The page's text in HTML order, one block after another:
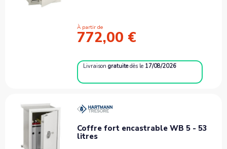
À partir de
772,00 €
Livraisongratuite dès le 17/08/2026
Coffre fort encastrable WB 5 - 53
litres